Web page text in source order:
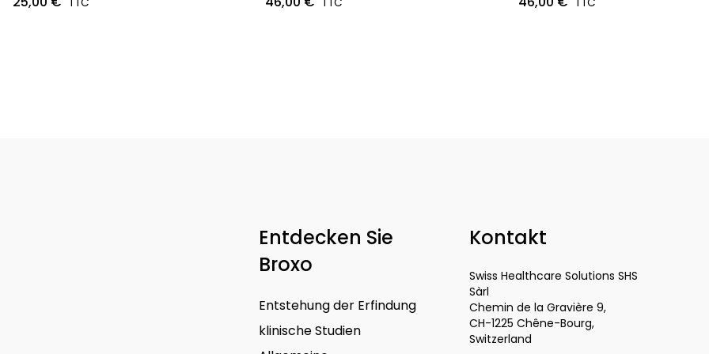
Entdecken Sie
Broxo
Entstehung der Erfindung
klinische Studien
Kontakt
Swiss Healthcare Solutions SHS
Sàrl
Chemin de la Gravière 9,
CH-1225 Chêne-Bourg,
Switzerland